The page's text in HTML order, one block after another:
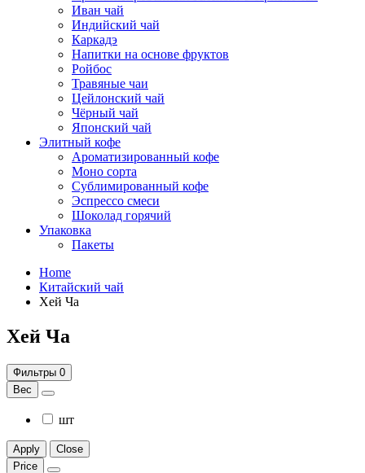
Иван чай
Индийский чай
Каркадэ
Напитки на основе фруктов
Ройбос
Травяные чаи
Цейлонский чай
Чёрный чай
Японский чай
Элитный кофе
Ароматизированный кофе
Моно сорта
Сублимированный кофе
Эспрессо смеси
Шоколад горячий
Упаковка
Пакеты
Home
Китайский чай
Хей Ча
Хей Ча
Фильтры 0
Вес
шт
Apply
Close
Price